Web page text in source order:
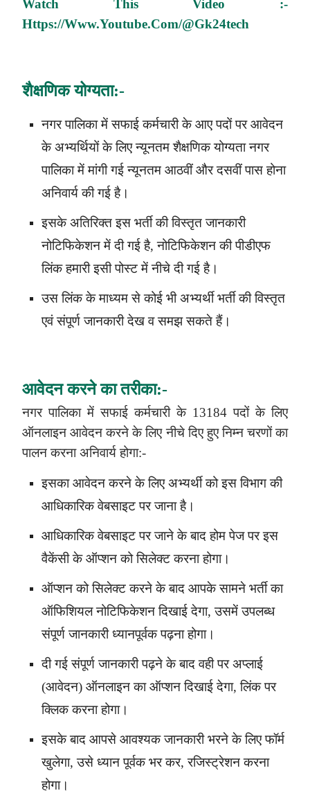
Watch This Video :-
Https://www.youtube.com/@gk24tech
शैक्षणिक योग्यता:-
नगर पालिका मेंसफाई कर्मचारीके आए पदों पर आवेदन
के अभ्यर्थियों के लिए न्यूनतम शैक्षणिक योग्यता नगर
पालिका में मांगी गई न्यूनतम आठवीं और दसवीं पास होना
अनिवार्य की गई है।
इसके अतिरिक्त इस भर्ती की विस्तृत जानकारी
नोटिफिकेशन में दी गई है, नोटिफिकेशन की पीडीएफ
लिंक हमारी इसी पोस्ट में नीचे दी गई है।
उस लिंक के माध्यम से कोई भी अभ्यर्थी भर्ती की विस्तृत
एवं संपूर्ण जानकारी देख व समझ सकते हैं।
आवेदन करने का तरीका:-
नगर पालिका मेंसफाई कर्मचारीके 13184 पदोंके लिए
ऑनलाइन आवेदन करने के लिए नीचे दिए हुए निम्न चरणों का
पालन करना अनिवार्य होगा:-
इसका आवेदन करने के लिए अभ्यर्थी को इस विभाग की
आधिकारिक वेबसाइट पर जाना है।
आधिकारिक वेबसाइट पर जाने के बाद होम पेज पर इस
वैकेंसी के ऑप्शन को सिलेक्ट करना होगा।
ऑप्शन को सिलेक्ट करने के बाद आपके सामने भर्ती का
ऑफिशियल नोटिफिकेशन दिखाई देगा, उसमें उपलब्ध
संपूर्ण जानकारी ध्यानपूर्वक पढ़ना होगा।
दी गई संपूर्ण जानकारी पढ़ने के बाद वही पर अप्लाई
(आवेदन) ऑनलाइन का ऑप्शन दिखाई देगा, लिंक पर
क्लिक करना होगा।
इसके बाद आपसे आवश्यक जानकारी भरने के लिए फॉर्म
खुलेगा, उसे ध्यान पूर्वक भर कर, रजिस्ट्रेशन करना
होगा।